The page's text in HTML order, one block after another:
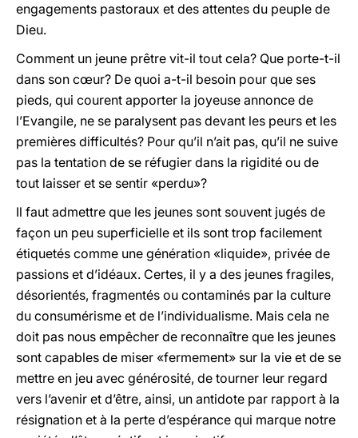
engagements pastoraux et des attentes du peuple de
Dieu.
Comment un jeune prêtre vit-il tout cela? Que porte-t-il
dans son cœur? De quoi a-t-il besoin pour que ses
pieds, qui courent apporter la joyeuse annonce de
l’Evangile, ne se paralysent pas devant les peurs et les
premières difficultés? Pour qu’il n’ait pas, qu’il ne suive
pas la tentation de se réfugier dans la rigidité ou de
tout laisser et se sentir «perdu»?
Il faut admettre que les jeunes sont souvent jugés de
façon un peu superficielle et ils sont trop facilement
étiquetés comme une génération «liquide», privée de
passions et d’idéaux. Certes, il y a des jeunes fragiles,
désorientés, fragmentés ou contaminés par la culture
du consumérisme et de l’individualisme. Mais cela ne
doit pas nous empêcher de reconnaître que les jeunes
sont capables de miser «fermement» sur la vie et de se
mettre en jeu avec générosité, de tourner leur regard
vers l’avenir et d’être, ainsi, un antidote par rapport à la
résignation et à la perte d’espérance qui marque notre